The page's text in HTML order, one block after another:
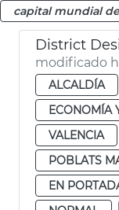
capital mundial
modificado
ALCALDÍA
ECONOMÍA
VALENCIA
POBLATS
EN